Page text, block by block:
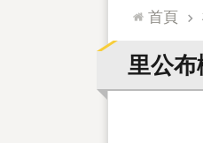
::: 首頁
里公布